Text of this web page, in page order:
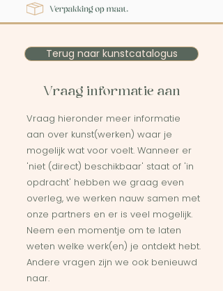
Terug naar kunstcatalogus
Vraag informatie aan
Vraag hieronder meer informatie
aan over kunst(werken) waar je
mogelijk wat voor voelt. Wanneer er
'niet (direct) beschikbaar' staat of 'in
opdracht' hebben we graag even
overleg, we werken nauw samen met
onze partners en er is veel mogelijk.
Neem een momentje om te laten
weten welke werk(en) je ontdekt hebt.
Andere vragen zijn we ook benieuwd
naar.